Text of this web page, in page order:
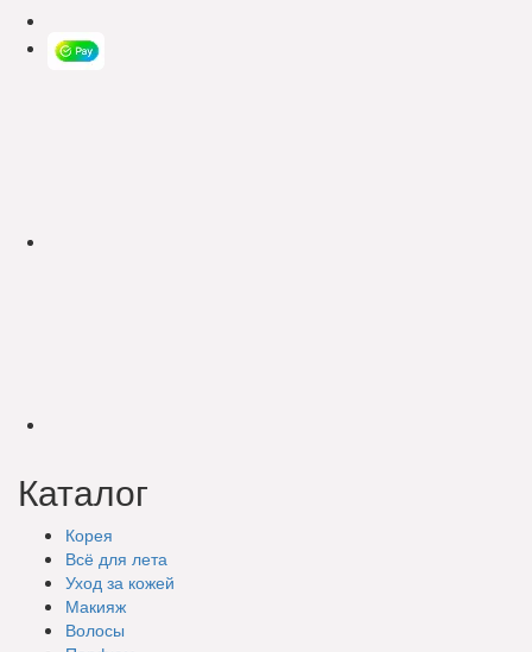
Каталог
Корея
Всё для лета
Уход за кожей
Макияж
Волосы